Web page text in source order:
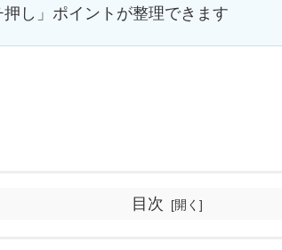
押し」ポイントが整理できます
目次